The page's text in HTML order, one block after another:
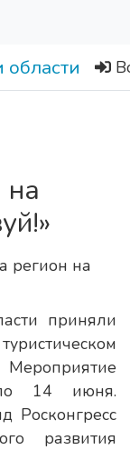
на
приняли
14 июня.
Росконгресс
развития